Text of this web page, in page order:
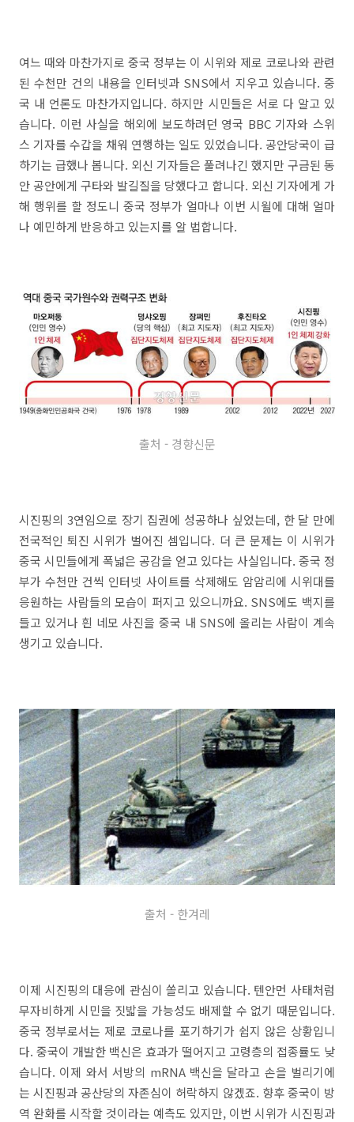
여느 때와 마찬가지로 중국 정부는 이 시위와 제로 코로나와 관련
된 수천만 건의 내용을 인터넷과 SNS에서 지우고 있습니다. 중
국 내 언론도 마찬가지입니다. 하지만 시민들은 서로 다 알고 있
습니다. 이런 사실을 해외에 보도하려던 영국 BBC 기자와 스위
스 기자를 수갑을 채워 연행하는 일도 있었습니다. 공안당국이 급
하기는 급했나 봅니다. 외신 기자들은 풀려나긴 했지만 구금된 동
안 공안에게 구타와 발길질을 당했다고 합니다. 외신 기자에게 가
해 행위를 할 정도니 중국 정부가 얼마나 이번 시윌에 대해 얼마
나 예민하게 반응하고 있는지를 알 법합니다.
출처 - 경향신문
시진핑의 3연임으로 장기 집권에 성공하나 싶었는데, 한 달 만에
전국적인 퇴진 시위가 벌어진 셈입니다. 더 큰 문제는 이 시위가
중국 시민들에게 폭넓은 공감을 얻고 있다는 사실입니다. 중국 정
부가 수천만 건씩 인터넷 사이트를 삭제해도 암암리에 시위대를
응원하는 사람들의 모습이 퍼지고 있으니까요. SNS에도 백지를
들고 있거나 흰 네모 사진을 중국 내 SNS에 올리는 사람이 계속
생기고 있습니다.
출처 - 한겨레
이제 시진핑의 대응에 관심이 쏠리고 있습니다. 텐안먼 사태처럼
무자비하게 시민을 짓밟을 가능성도 배제할 수 없기 때문입니다.
중국 정부로서는 제로 코로나를 포기하기가 쉽지 않은 상황입니
다. 중국이 개발한 백신은 효과가 떨어지고 고령층의 접종률도 낮
습니다. 이제 와서 서방의 mRNA 백신을 달라고 손을 벌리기에
는 시진핑과 공산당의 자존심이 허락하지 않겠죠. 향후 중국이 방
역 완화를 시작할 것이라는 예측도 있지만, 이번 시위가 시진핑과